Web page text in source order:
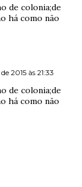
de colonia;de
há como não
2015 às 21:33
de colonia;de
há como não